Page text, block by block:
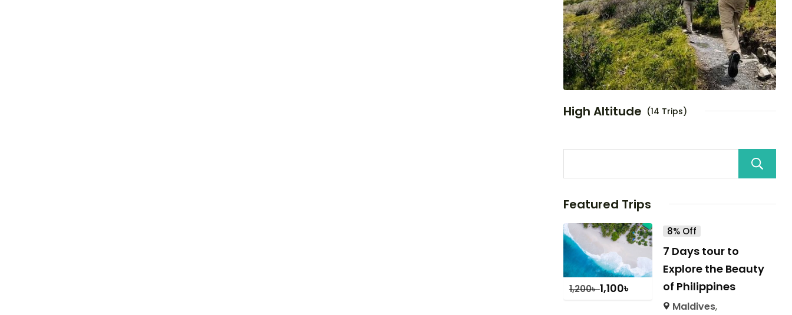
High Altitude (14 Trips)
Featured Trips
1,200৳1,100৳
8% Off
7 Days tour to
Explore the Beauty
of Philippines
Maldives,